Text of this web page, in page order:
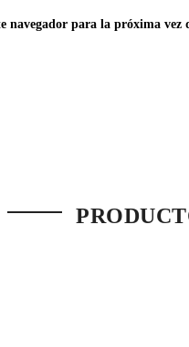
navegador para la próxima vez